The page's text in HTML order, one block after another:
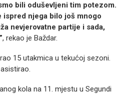
bili oduševljeni tim potezom.
ispred njega bilo još mnogo
nevjerovatne partije i sada,
, rekao je Baždar.
15 utakmica u tekućoj sezoni.
kola na 11. mjestu u Segundi